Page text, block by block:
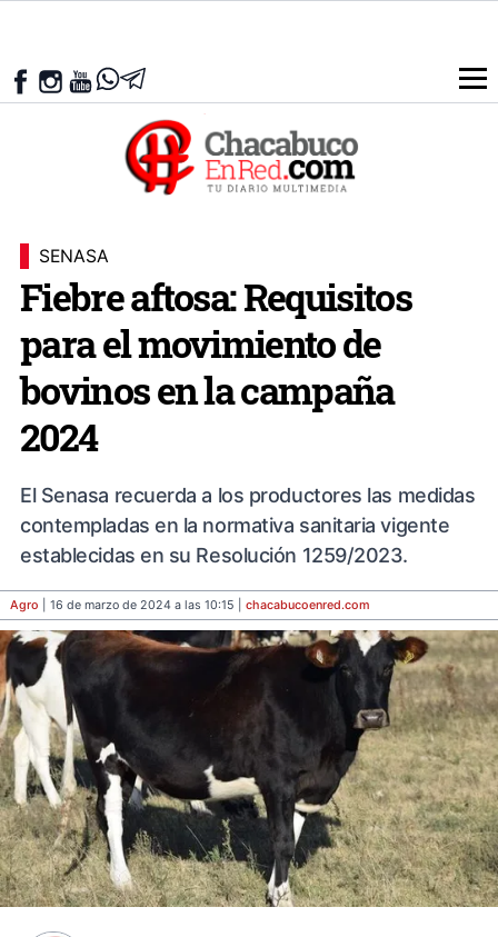
SENASA
Fiebre aftosa: Requisitos
para el movimiento de
bovinos en la campaña
2024
El Senasa recuerda a los productores las medidas
contempladas en la normativa sanitaria vigente
establecidas en su Resolución 1259/2023.
Agro | 16 de marzo de 2024 a las 10:15 | chacabucoenred.com